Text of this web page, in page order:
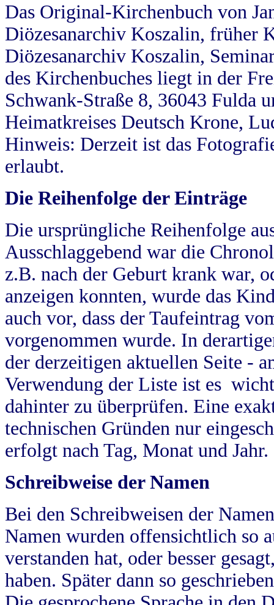
Das Original-Kirchenbuch von
Diözesanarchiv Koszalin, früher
Diözesanarchiv Koszalin,
des Kirchenbuches liegt in der
Schwank-Straße 8, 36043 Fulda
Heimatkreises Deutsch Krone,
Hinweis: Derzeit ist das
erlaubt.
Die Reihenfolge der Einträge
Die ursprüngliche Reihenfolge
Ausschlaggebend war die
z.B. nach der Geburt krank war,
anzeigen konnten, wurde das
auch vor, dass der Taufeintrag
vorgenommen wurde. In
der derzeitigen aktuellen Seite -
Verwendung der Liste ist es
dahinter zu überprüfen. Eine
technischen Gründen nur
erfolgt nach Tag, Monat und Jahr.
Schreibweise der Namen
Bei den Schreibweisen der
Namen wurden offensichtlich so
verstanden hat, oder besser
haben. Später dann so